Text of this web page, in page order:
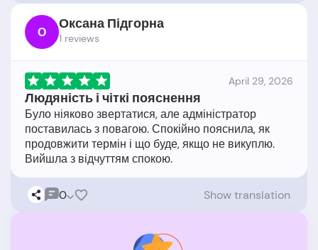
О Оксана Підгорна
1 reviews
April 29, 2026
Людяність і чіткі пояснення
Було ніяково звертатися, але адміністратор
поставилась з повагою. Спокійно пояснила, як
продовжити термін і що буде, якщо не викуплю.
0 Show translation